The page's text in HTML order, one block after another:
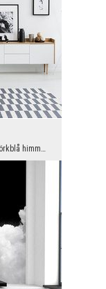
Vi är vana vid att se moln på en blå eller mörkblå himmel. Tänk om det var en intensiv korallfärg...